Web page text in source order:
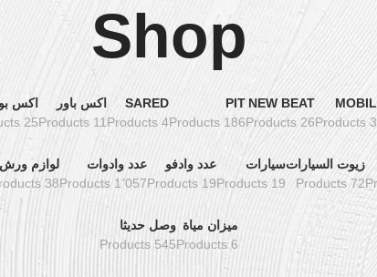
Shop
MOBIL
3 Products
NEW BEAT
26 Products
PIT
186 Products
SARED
4 Products
اكس باور
11 Products
اكس
25 Products
زيوت السيارات
72 Products
سيارات
19 Products
عدد وادفو
19 Products
عدد وادوات
1٬057 Products
لوازم
38 Products
ميزان مياة
6 Products
وصل حديثا
545 Products